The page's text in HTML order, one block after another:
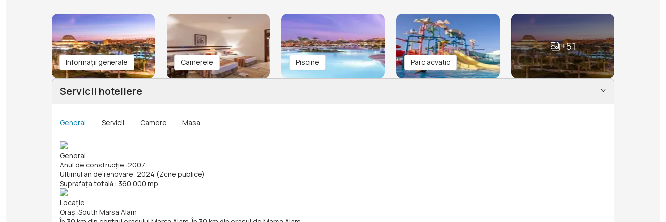
Informații generale Camerele Piscine Parc acvatic
+51
Servicii hoteliere
General Servicii Camere Masa
General
Anul de construcție :2007
Ultimul an de renovare :2024 (Zone publice)
Suprafața totală : 360 000 mp
Locație
Oraș :South Marsa Alam